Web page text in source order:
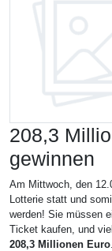
208,3
gewinnen
Am Mittwoch, den
Lotterie statt und
werden! Sie müssen
Ticket kaufen, und
208,3 Millionen Euro